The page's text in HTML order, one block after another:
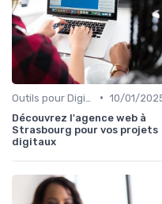
• 10/01/
Découvrez l'agence web à
Strasbourg pour vos projets
digitaux